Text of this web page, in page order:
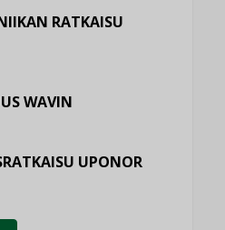
RATKAISU
WAVIN
UPONOR